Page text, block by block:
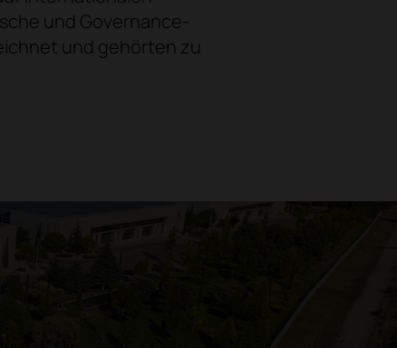
und Governance-
und gehörten zu